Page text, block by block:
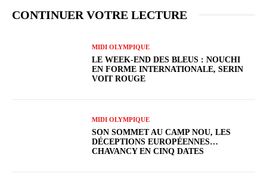
CONTINUER VOTRE LECTURE
MIDI OLYMPIQUE
LE WEEK-END DES BLEUS : NOUCHI
EN FORME INTERNATIONALE, SERIN
VOIT ROUGE
MIDI OLYMPIQUE
SON SOMMET AU CAMP NOU, LES
DÉCEPTIONS EUROPÉENNES…
CHAVANCY EN CINQ DATES